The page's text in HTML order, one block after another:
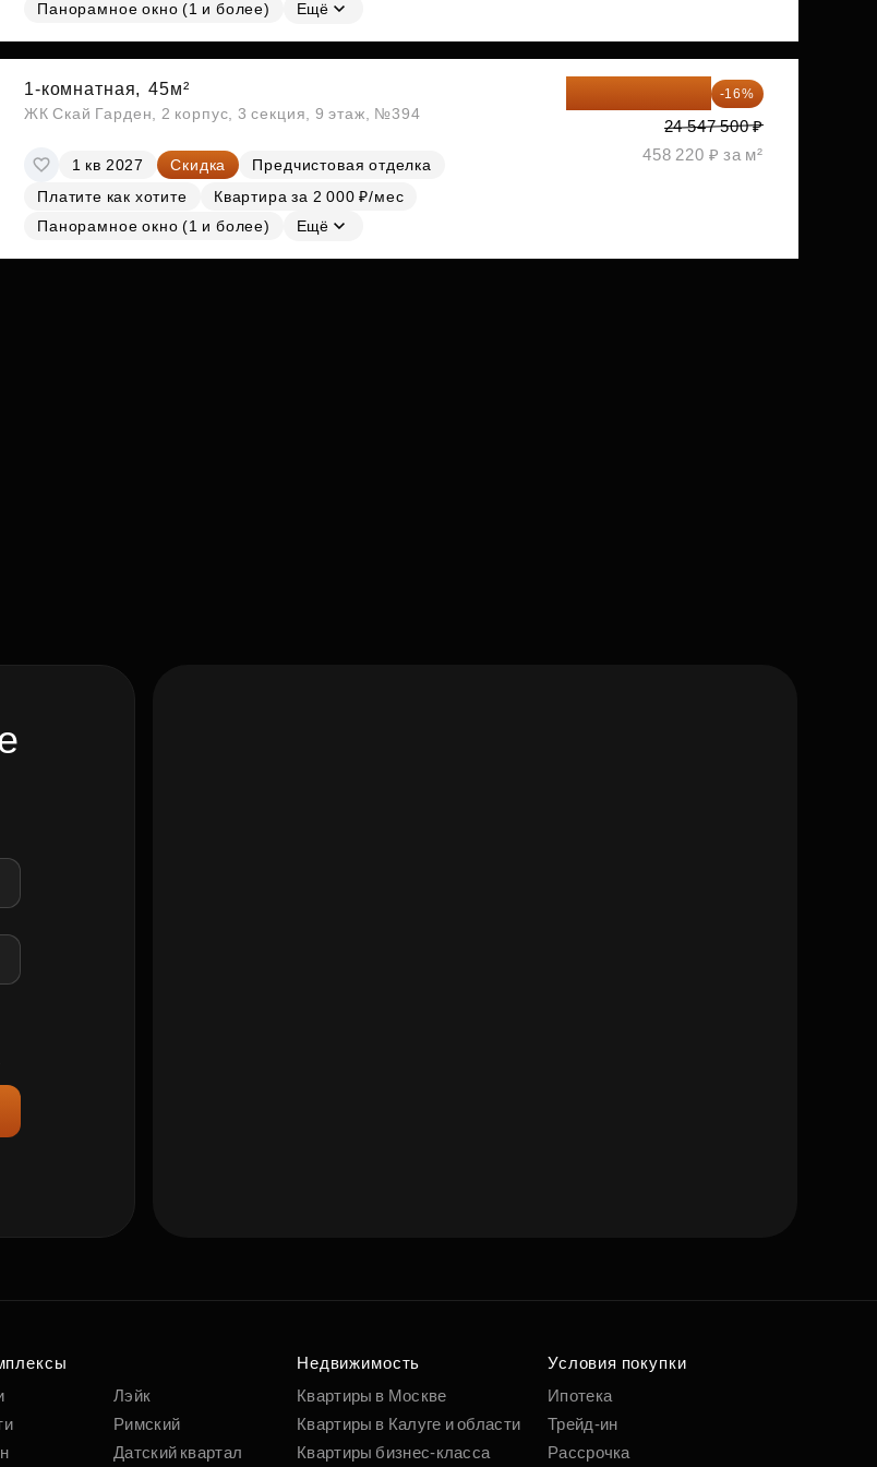
Панорамное окно (1 и более)
Ещё
1-комнатная, 45м²
ЖК Скай Гарден, 2 корпус, 3 секция, 9 этаж, №394
1 кв 2027 Скидка
Предчистовая отделка
Платите как хотите
Квартира за 2 000 ₽/мес
Панорамное окно (1 и более)
Ещё
-16%
24 547 500 ₽
458 220 ₽ за м²
Лэйк
Римский
Датский квартал
Недвижимость
Квартиры в Москве
Квартиры в Калуге и области
Квартиры бизнес-класса
Условия покупки
Ипотека
Трейд-ин
Рассрочка